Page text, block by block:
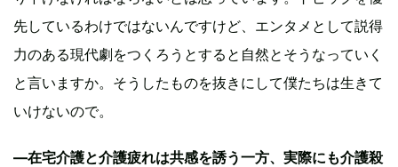
先しているわけではないんですけど、エンタメとして説得
力のある現代劇をつくろうとすると自然とそうなっていく
と言いますか。そうしたものを抜きにして僕たちは生きて
いけないので。
—在宅介護と介護疲れは共感を誘う一方、実際にも介護殺